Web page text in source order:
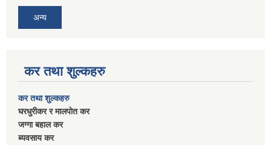
अन्य
कर तथा शुल्कहरु
कर तथा शुल्कहरु
घरधुरीकर र मालपाेत कर
जग्गा बहाल कर
ब्यवसाय कर